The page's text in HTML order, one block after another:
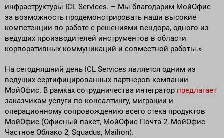
инфраструктуры ICL Services. – Мы благодарим МойОфис
за возможность продемонстрировать наши высокие
компетенции по работе с решениями вендора, одного из
ведущих производителей инструментов в области
корпоративных коммуникаций и совместной работы.»
На сегодняшний день ICL Services является одним из
ведущих сертифицированных партнеров компании
МойОфис. В рамках сотрудничества интегратор предлагает
заказчикам услуги по консалтингу, миграции и
операционному сопровождению всего стека продуктов
МойОфис (Офисный пакет, МойОфис Почта 2, МойОфис
Частное Облако 2, Squadus, Mailion).